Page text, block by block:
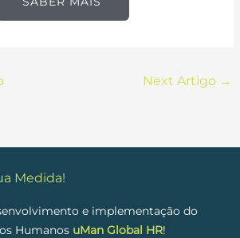
Next Artigo →
Medida!
e implementação do
Humanos uMan Global HR!